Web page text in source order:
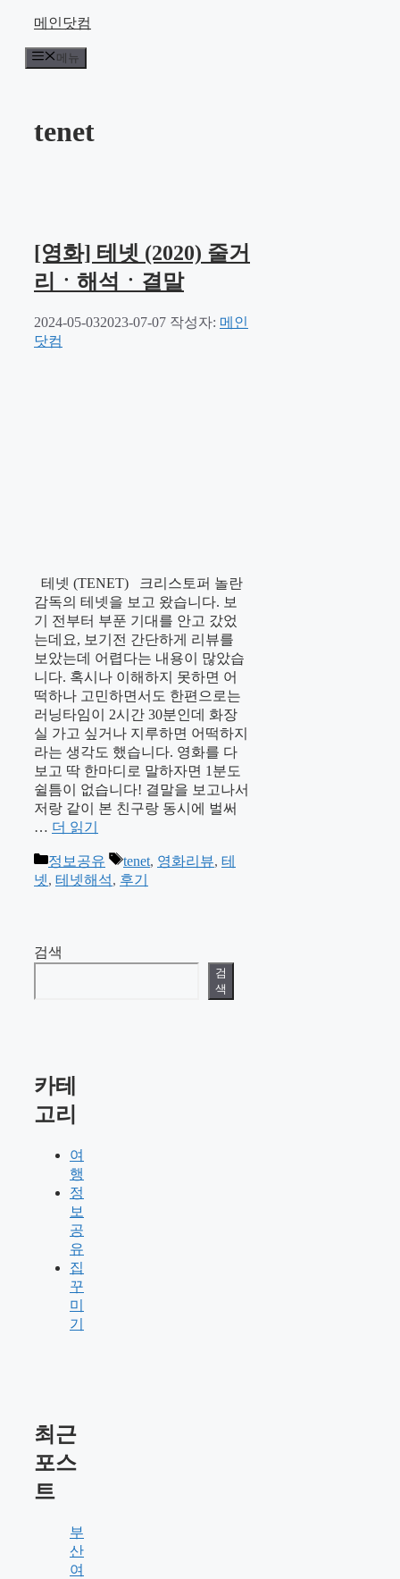
메인닷컴
메뉴
tenet
[영화] 테넷 (2020) 줄거
리ㆍ해석ㆍ결말
2024-05-032023-07-07 작성자: 메인
닷컴
테넷 (TENET) 크리스토퍼 놀란
감독의 테넷을 보고 왔습니다. 보
기 전부터 부푼 기대를 안고 갔었
는데요, 보기전 간단하게 리뷰를
보았는데 어렵다는 내용이 많았습
니다. 혹시나 이해하지 못하면 어
떡하나 고민하면서도 한편으로는
러닝타임이 2시간 30분인데 화장
실 가고 싶거나 지루하면 어떡하지
라는 생각도 했습니다. 영화를 다
보고 딱 한마디로 말하자면 1분도
쉴틈이 없습니다! 결말을 보고나서
저랑 같이 본 친구랑 동시에 벌써
… 더 읽기
카
테
정보공유
태
그
tenet, 영화리뷰, 테
넷, 테넷해석, 후기
검색
검
색
카테
고리
여
행
정
보
공
유
집
꾸
미
기
최근
포스
트
부
산
여